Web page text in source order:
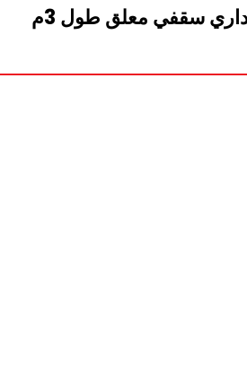
المنيوم بروفايل ظاهر جداري سقفي معلق طول 3م